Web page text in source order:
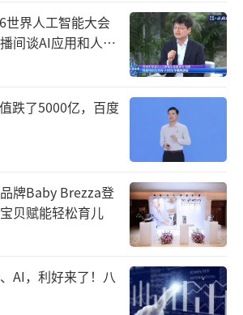
世界人工智能大会
间谈AI应用和人机
跌了5000亿，百度
牌Baby Brezza登
贝赋能轻松育儿
AI，利好来了！八